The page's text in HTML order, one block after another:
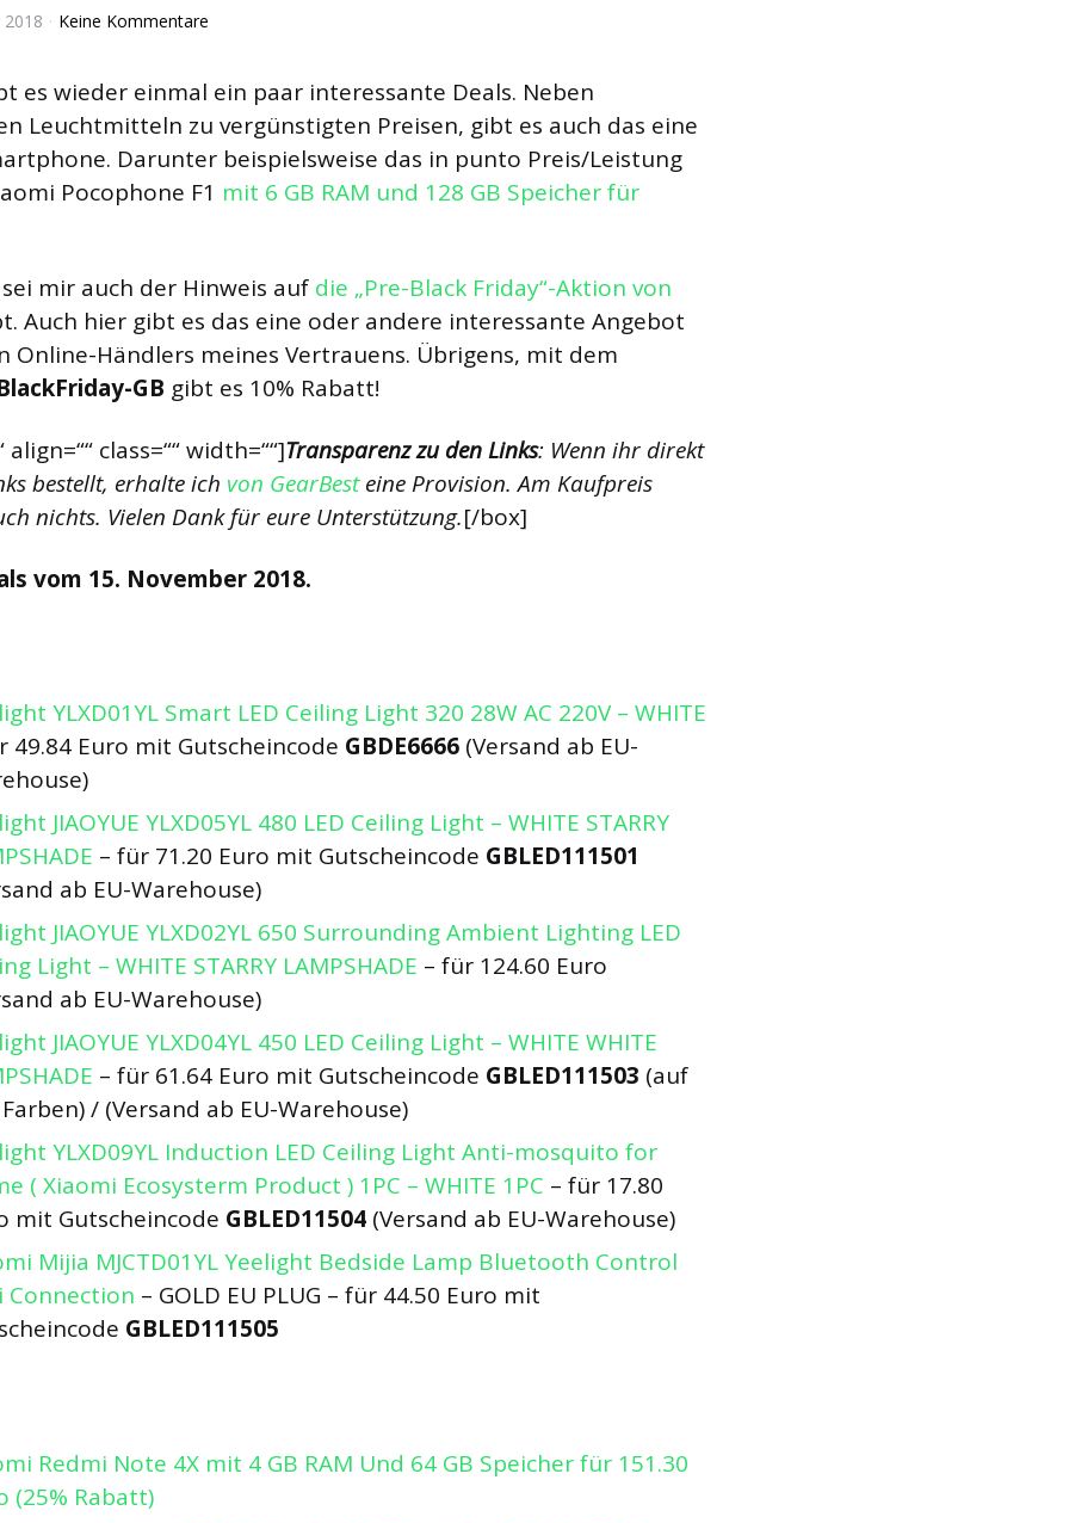
Keine Kommentare
es wieder einmal ein paar interessante Deals. Neben
Leuchtmitteln zu vergünstigten Preisen, gibt es auch das eine
Darunter beispielsweise das in punto Preis/Leistung
Pocophone F1 mit 6 GB RAM und 128 GB Speicher für
mir auch der Hinweis auf die „Pre-Black Friday“-Aktion von
Auch hier gibt es das eine oder andere interessante Angebot
Online-Händlers meines Vertrauens. Übrigens, mit dem
GB gibt es 10% Rabatt!
class=““ width=““]Transparenz zu den Links: Wenn ihr direkt
bestellt, erhalte ich von GearBesteine Provision. Am Kaufpreis
nichts. Vielen Dank für eure Unterstützung.[/box]
vom 15. November 2018.
YLXD01YL Smart LED Ceiling Light 320 28W AC 220V – WHITE
49.84 Euro mit Gutscheincode GBDE6666 (Versand ab EU-
JIAOYUE YLXD05YL 480 LED Ceiling Light – WHITE STARRY
– für 71.20 Euro mit Gutscheincode GBLED111501
ab EU-Warehouse)
JIAOYUE YLXD02YL 650 Surrounding Ambient Lighting LED
Light – WHITE STARRY LAMPSHADE – für 124.60 Euro
ab EU-Warehouse)
JIAOYUE YLXD04YL 450 LED Ceiling Light – WHITE WHITE
– für 61.64 Euro mit Gutscheincode GBLED111503 (auf
/ (Versand ab EU-Warehouse)
YLXD09YL Induction LED Ceiling Light Anti-mosquito for
( Xiaomi Ecosysterm Product ) 1PC – WHITE 1PC – für 17.80
mit Gutscheincode GBLED11504 (Versand ab EU-Warehouse)
Mijia MJCTD01YL Yeelight Bedside Lamp Bluetooth Control
Connection – GOLD EU PLUG – für 44.50 Euro mit
GBLED111505
Redmi Note 4X mit 4 GB RAM Und 64 GB Speicher für 151.30
(25% Rabatt)